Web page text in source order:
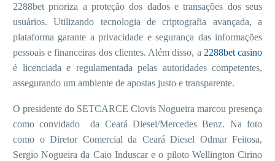
2288bet prioriza a proteção dos dados e transações dos seus
usuários. Utilizando tecnologia de criptografia avançada, a
plataforma garante a privacidade e segurança das informações
pessoais e financeiras dos clientes. Além disso, a 2288bet casino
é licenciada e regulamentada pelas autoridades competentes,
assegurando um ambiente de apostas justo e transparente.
O presidente do SETCARCE Clovis Nogueira marcou presença
como convidado da Ceará Diesel/Mercedes Benz. Na foto
como o Diretor Comercial da Ceará Diesel Odmar Feitosa,
Sergio Nogueira da Caio Induscar e o piloto Wellington Cirino